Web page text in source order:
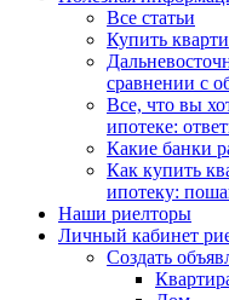
Все статьи
Купить
сравнении с
Все, что вы
ипотеке:
Какие банки
Как купить
ипотеку:
Наши риелторы
Личный кабинет
Cоздать